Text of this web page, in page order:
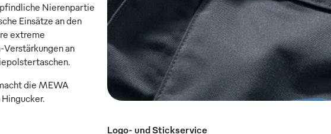
Nierenpartie
Einsätze an den
extreme
an
die MEWA
Logo- und Stickservice